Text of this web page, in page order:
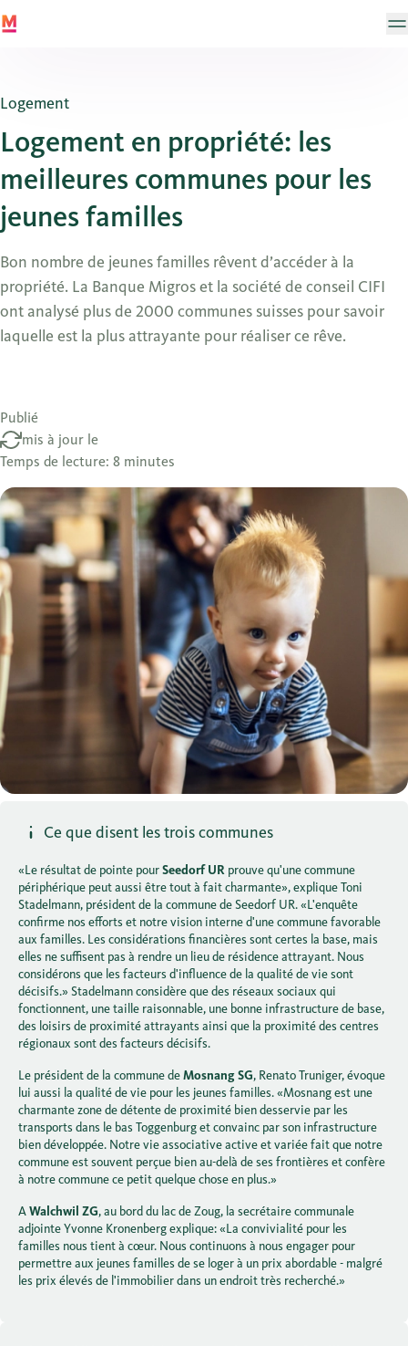
Logement
Logement en propriété: les
meilleures communes pour les
jeunes familles
Bon nombre de jeunes familles rêvent d’accéder à la
propriété. La Banque Migros et la société de conseil CIFI
ont analysé plus de 2000 communes suisses pour savoir
laquelle est la plus attrayante pour réaliser ce rêve.
Publié
mis à jour le
Temps de lecture: 8 minutes
Ce que disent les trois communes
«Le résultat de pointe pourSeedorf UR prouve qu'une commune
périphérique peut aussi être tout à fait charmante», explique Toni
Stadelmann, président de la commune de Seedorf UR. «L'enquête
confirme nos efforts et notre vision interne d'une commune favorable
aux familles. Les considérations financières sont certes la base, mais
elles ne suffisent pas à rendre un lieu de résidence attrayant. Nous
considérons que les facteurs d'influence de la qualité de vie sont
décisifs.» Stadelmann considère que des réseaux sociaux qui
fonctionnent, une taille raisonnable, une bonne infrastructure de base,
des loisirs de proximité attrayants ainsi que la proximité des centres
régionaux sont des facteurs décisifs.
Le président de la commune deMosnang SG, Renato Truniger, évoque
lui aussi la qualité de vie pour les jeunes familles. «Mosnang est une
charmante zone de détente de proximité bien desservie par les
transports dans le bas Toggenburg et convainc par son infrastructure
bien développée. Notre vie associative active et variée fait que notre
commune est souvent perçue bien au-delà de ses frontières et confère
à notre commune ce petit quelque chose en plus.»
AWalchwil ZG, au bord du lac de Zoug, la secrétaire communale
adjointe Yvonne Kronenberg explique: «La convivialité pour les
familles nous tient à cœur. Nous continuons à nous engager pour
permettre aux jeunes familles de se loger à un prix abordable - malgré
les prix élevés de l'immobilier dans un endroit très recherché.»